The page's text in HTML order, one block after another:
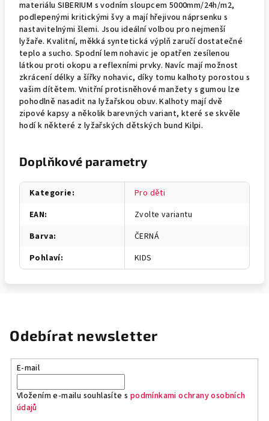
materiálu SIBERIUM s vodním sloupcem 5000mm/24h/m2,
podlepenými kritickými švy a mají hřejivou náprsenku s
nastavitelnými šlemi. Jsou ideální volbou pro nejmenší
lyžaře. Kvalitní, měkká syntetická výplň zaručí dostatečné
teplo a sucho. Spodní lem nohavic je opatřen zesílenou
látkou proti okopu a reflexními prvky. Navíc mají možnost
zkrácení délky a šířky nohavic, díky tomu kalhoty porostou s
vašim dítětem. Vnitřní protisněhové manžety s gumou lze
pohodlně nasadit na lyžařskou obuv. Kalhoty mají dvě
zipové kapsy a několik barevných variant, které se skvěle
hodí k některé z lyžařských dětských bund Kilpi.
Doplňkové parametry
Kategorie:
Pro děti
EAN:
Zvolte variantu
Barva:
ČERNÁ
Pohlaví: KIDS
Odebírat newsletter
E-mail
Vložením e-mailu souhlasíte s podmínkami ochrany osobních
údajů